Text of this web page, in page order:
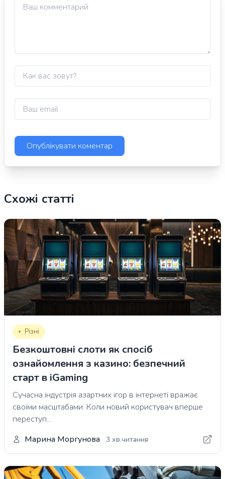
Схожі статті
Різні
Безкоштовні слоти як спосіб
ознайомлення з казино: безпечний
старт в iGaming
Сучасна індустрія азартних ігор в інтернеті вражає
своїми масштабами. Коли новий користувач вперше
переступ...
Марина Моргунова
3 хв.читання